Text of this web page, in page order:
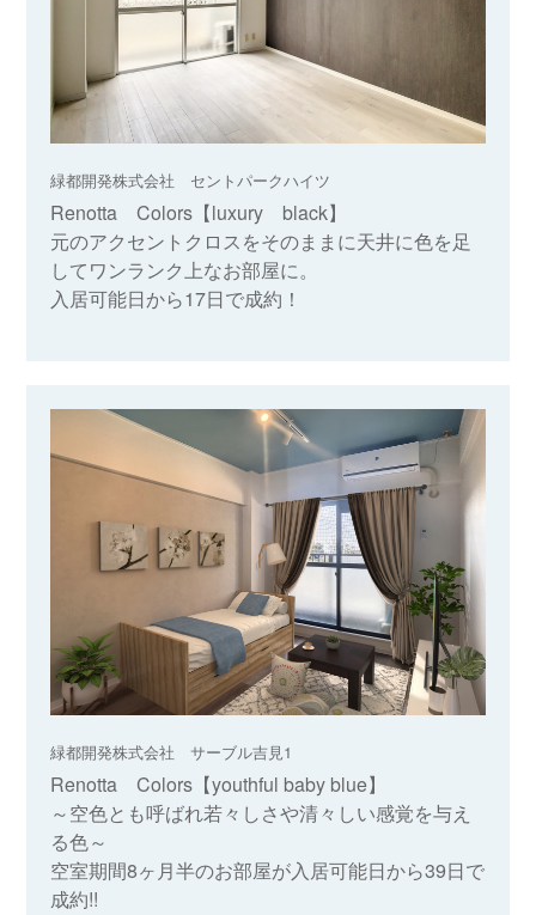
緑都開発株式会社 セントパークハイツ
Renotta Colors【luxury black】
元のアクセントクロスをそのままに天井に色を足
してワンランク上なお部屋に。
入居可能日から17日で成約！
緑都開発株式会社 サーブル吉見1
Renotta Colors【youthful baby blue】
～空色とも呼ばれ若々しさや清々しい感覚を与え
る色～
空室期間8ヶ月半のお部屋が入居可能日から39日で
成約!!